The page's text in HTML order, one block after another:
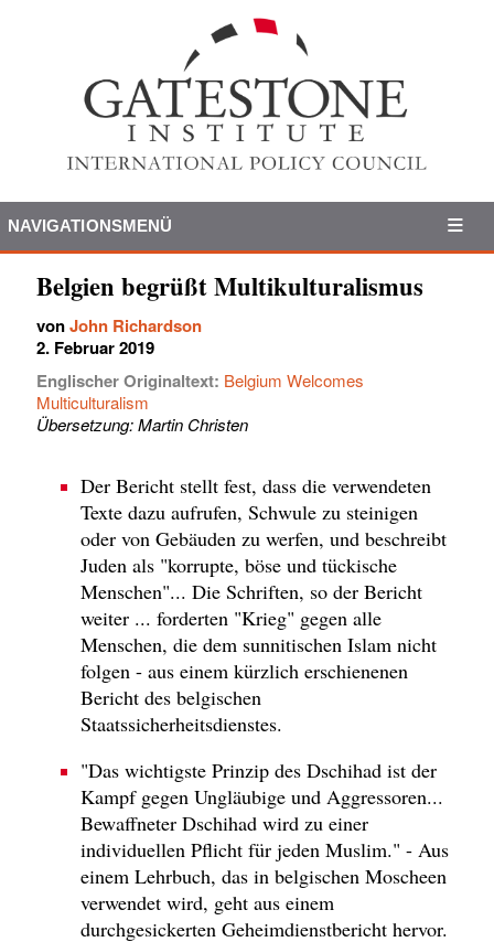
NAVIGATIONSMENÜ
Belgien begrüßt Multikulturalismus
vonJohn Richardson
2. Februar 2019
Englischer Originaltext: Belgium Welcomes
Multiculturalism
Übersetzung: Martin Christen
Der Bericht stellt fest, dass die verwendeten
Texte dazu aufrufen, Schwule zu steinigen
oder von Gebäuden zu werfen, und beschreibt
Juden als "korrupte, böse und tückische
Menschen"... Die Schriften, so der Bericht
weiter ... forderten "Krieg" gegen alle
Menschen, die dem sunnitischen Islam nicht
folgen - aus einem kürzlich erschienenen
Bericht des belgischen
Staatssicherheitsdienstes.
"Das wichtigste Prinzip des Dschihad ist der
Kampf gegen Ungläubige und Aggressoren...
Bewaffneter Dschihad wird zu einer
individuellen Pflicht für jeden Muslim." - Aus
einem Lehrbuch, das in belgischen Moscheen
verwendet wird, geht aus einem
durchgesickerten Geheimdienstbericht hervor.